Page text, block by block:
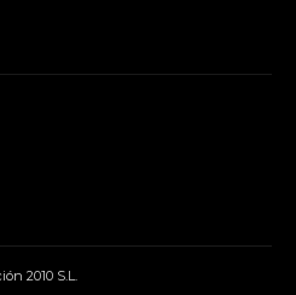
2010 S.L.